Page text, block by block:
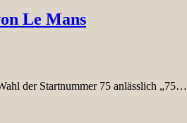
Le Mans
der Startnummer 75 anlässlich „75…